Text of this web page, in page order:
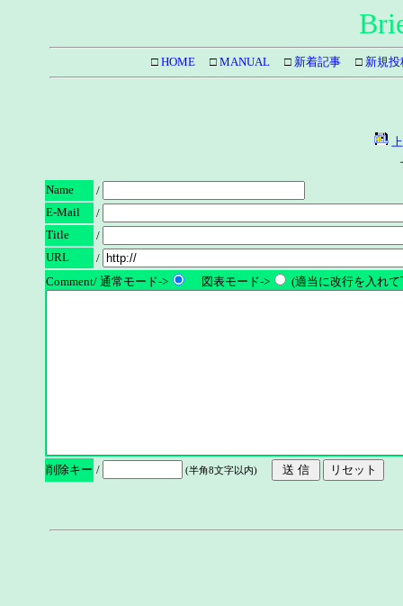
□ HOME □ MANUAL □ 新着記事 □ 新規投
上
Name
/
E-Mail
/
Title
/
URL
/
Comment/ 通常モード->
図表モード-> (適当に改行を入れて
削除キー / (半角8文字以内)